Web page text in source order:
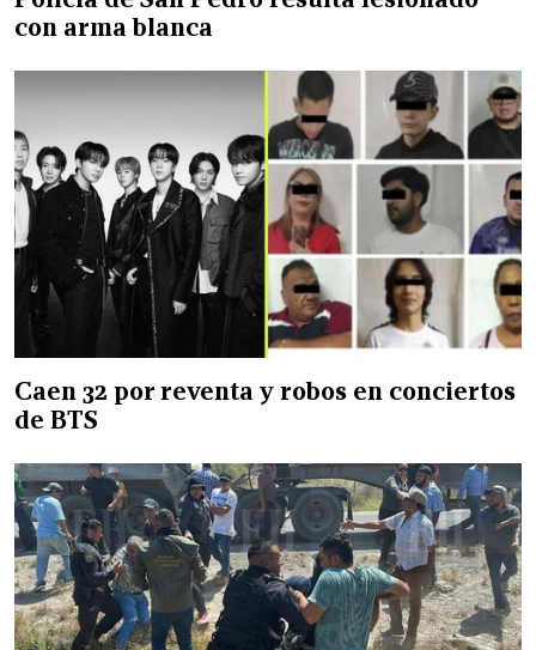
con arma blanca
Caen 32 por reventa y robos en conciertos
de BTS